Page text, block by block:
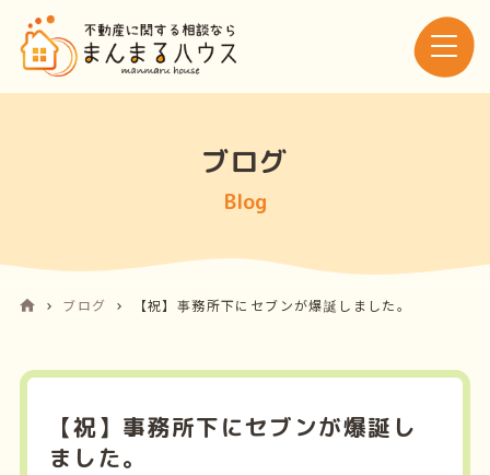
ブログ
Blog
ブログ 【祝】事務所下にセブンが爆誕しました。
【祝】事務所下にセブンが爆誕し
ました。